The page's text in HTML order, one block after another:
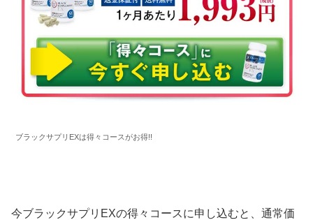
ブラックサプリEXは得々コースがお得!!
今ブラックサプリEXの得々コースに申し込むと、通常価